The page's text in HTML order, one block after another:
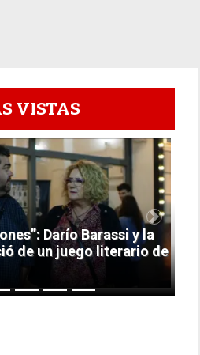
VISTAS
1
Darío Barassi y la
de un juego literario de
Next